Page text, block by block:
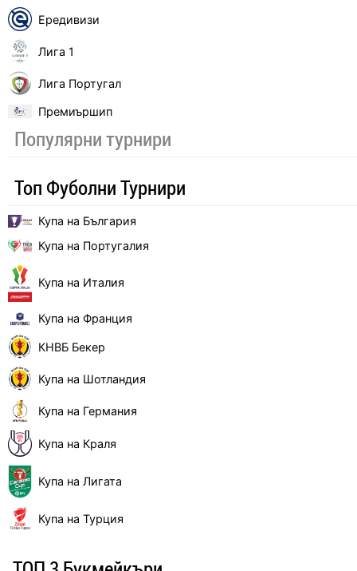
Ередивизи
Лига 1
Лига Португал
Премиършип
Популярни турнири
Топ Фуболни Турнири
Купа на България
Купа на Португалия
Купа на Италия
Купа на Франция
КНВБ Бекер
Купа на Шотландия
Купа на Германия
Купа на Краля
Купа на Лигата
Купа на Турция